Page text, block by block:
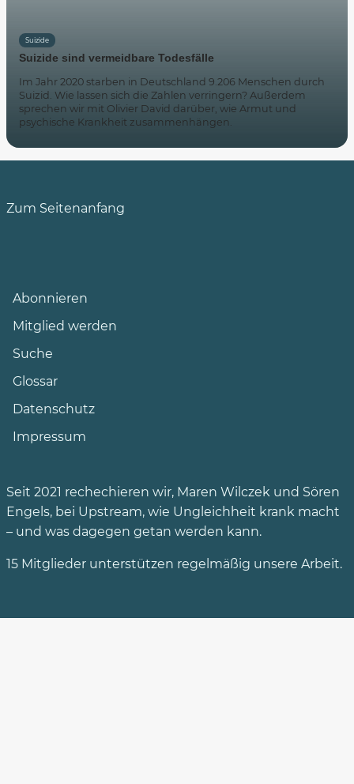
Suizide
Suizide sind vermeidbare Todesfälle
Im Jahr 2020 starben in Deutschland 9.206 Menschen durch
Suizid. Wie lassen sich die Zahlen verringern? Außerdem
sprechen wir mit Olivier David darüber, wie Armut und
psychische Krankheit zusammenhängen.
Zum Seitenanfang
Abonnieren
Mitglied werden
Suche
Glossar
Datenschutz
Impressum
Seit 2021 rechechieren wir, Maren Wilczek und Sören
Engels, bei Upstream, wie Ungleichheit krank macht
– und was dagegen getan werden kann.
15 Mitglieder unterstützen regelmäßig unsere Arbeit.